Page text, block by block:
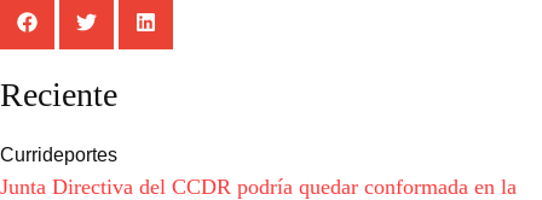
Reciente
Currideportes
Junta Directiva del CCDR podría quedar conformada en la